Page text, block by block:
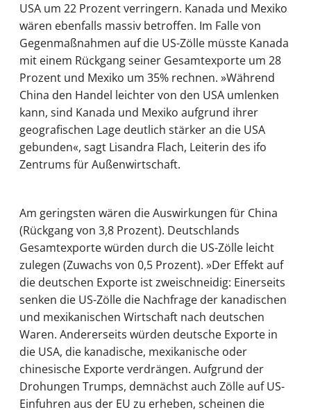
USA um 22 Prozent verringern. Kanada und Mexiko
wären ebenfalls massiv betroffen. Im Falle von
Gegenmaßnahmen auf die US-Zölle müsste Kanada
mit einem Rückgang seiner Gesamtexporte um 28
Prozent und Mexiko um 35% rechnen. »Während
China den Handel leichter von den USA umlenken
kann, sind Kanada und Mexiko aufgrund ihrer
geografischen Lage deutlich stärker an die USA
gebunden«, sagt Lisandra Flach, Leiterin des ifo
Zentrums für Außenwirtschaft.
Am geringsten wären die Auswirkungen für China
(Rückgang von 3,8 Prozent). Deutschlands
Gesamtexporte würden durch die US-Zölle leicht
zulegen (Zuwachs von 0,5 Prozent). »Der Effekt auf
die deutschen Exporte ist zweischneidig: Einerseits
senken die US-Zölle die Nachfrage der kanadischen
und mexikanischen Wirtschaft nach deutschen
Waren. Andererseits würden deutsche Exporte in
die USA, die kanadische, mexikanische oder
chinesische Exporte verdrängen. Aufgrund der
Drohungen Trumps, demnächst auch Zölle auf US-
Einfuhren aus der EU zu erheben, scheinen die